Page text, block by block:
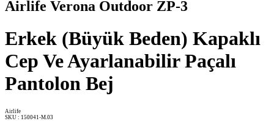
Airlife Verona Outdoor ZP-3
Erkek (Büyük Beden) Kapaklı
Cep Ve Ayarlanabilir Paçalı
Pantolon Bej
Airlife
SKU : 150041-M.03